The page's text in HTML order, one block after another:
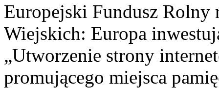
Europejski Fundusz Rolny
Wiejskich: Europa
„Utworzenie strony
promującego miejsca